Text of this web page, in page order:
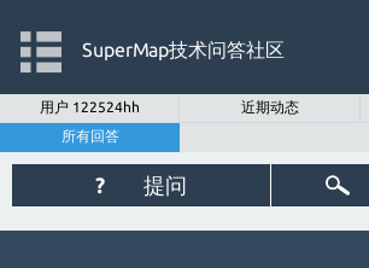
SuperMap技术问答社区
用户 122524hh 近期动态
所有回答
? 提问